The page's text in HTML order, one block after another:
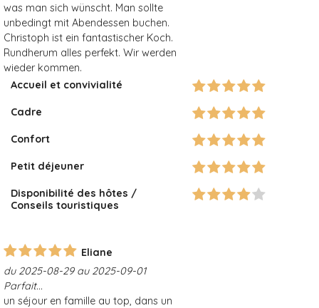
was man sich wünscht. Man sollte
unbedingt mit Abendessen buchen.
Christoph ist ein fantastischer Koch.
Rundherum alles perfekt. Wir werden
wieder kommen.
Accueil et convivialité
Cadre
Confort
Petit déjeuner
Disponibilité des hôtes /
Conseils touristiques
Eliane
du 2025-08-29 au 2025-09-01
Parfait...
un séjour en famille au top, dans un